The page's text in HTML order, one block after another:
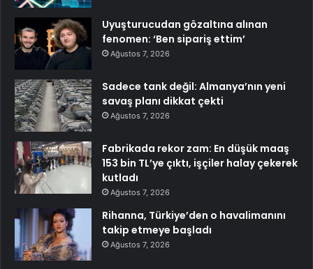
Uyuşturucudan gözaltına alınan
fenomen: ‘Ben sipariş ettim’
Ağustos 7, 2026
Sadece tank değil: Almanya’nın yeni
savaş planı dikkat çekti
Ağustos 7, 2026
Fabrikada rekor zam: En düşük maaş
153 bin TL’ye çıktı, işçiler halay çekerek
kutladı
Ağustos 7, 2026
Rihanna, Türkiye’den o havalimanını
takip etmeye başladı
Ağustos 7, 2026